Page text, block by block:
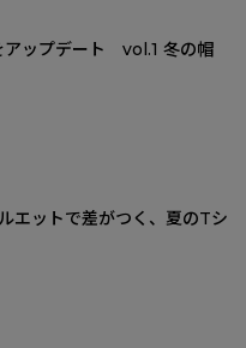
アップデート vol.1 冬の帽
エットで差がつく、夏のTシ